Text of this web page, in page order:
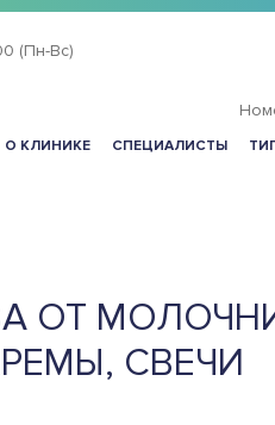
(Пн-Вс)
О КЛИНИКЕ СПЕЦИАЛИСТЫ
ОТ
СВЕЧИ